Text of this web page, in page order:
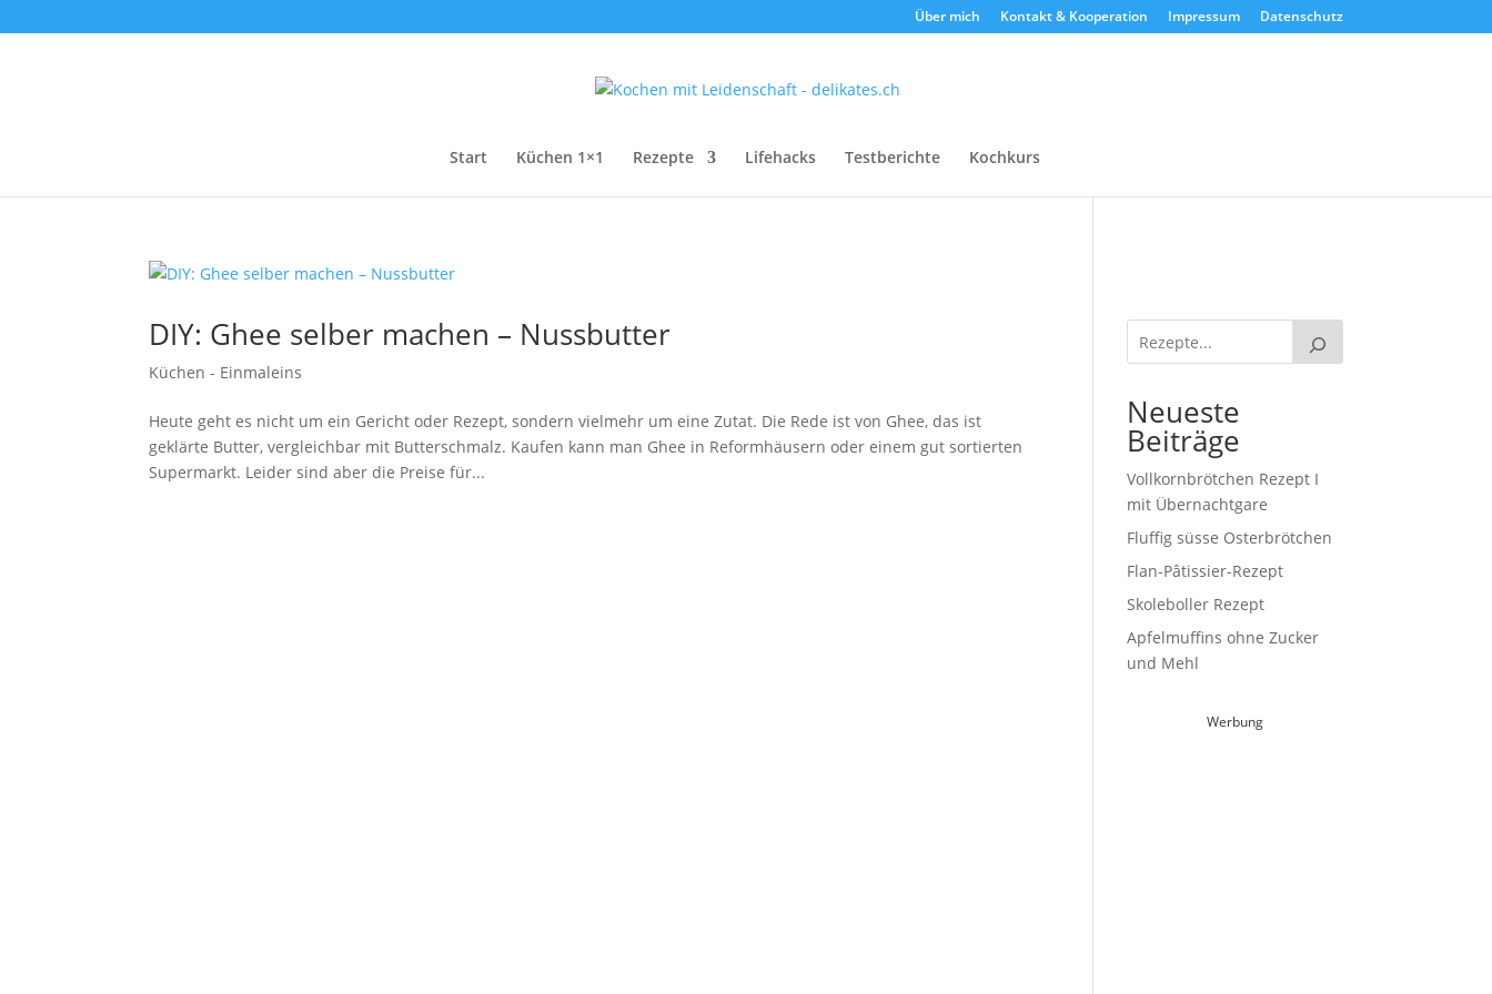
Über mich Kontakt & Kooperation Impressum Datenschutz
Start Küchen 1×1 Rezepte Lifehacks Testberichte Kochkurs
DIY: Ghee selber machen – Nussbutter
Küchen - Einmaleins
Heute geht es nicht um ein Gericht oder Rezept, sondern vielmehr um eine Zutat. Die Rede ist von Ghee, das ist
geklärte Butter, vergleichbar mit Butterschmalz. Kaufen kann man Ghee in Reformhäusern oder einem gut sortierten
Supermarkt. Leider sind aber die Preise für...
Neueste
Beiträge
Vollkornbrötchen Rezept I
mit Übernachtgare
Fluffig süsse Osterbrötchen
Flan-Pâtissier-Rezept
Skoleboller Rezept
Apfelmuffins ohne Zucker
und Mehl
Werbung